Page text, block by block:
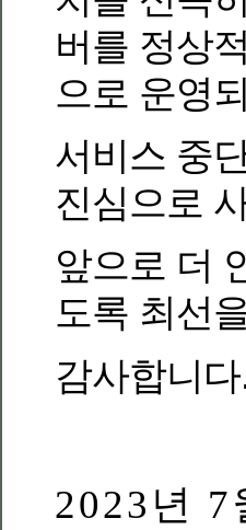
버를 정상
으로 운영
서비스 중
진심으로
앞으로 더
도록 최선
감사합니다
2023년 7